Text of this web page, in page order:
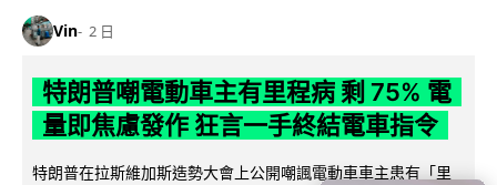
Vin 2 日
特朗普嘲電動車主有里程病 剩 75% 電
量即焦慮發作 狂言一手終結電車指令
特朗普在拉斯維加斯造勢大會上公開嘲諷電動車車主患有「里